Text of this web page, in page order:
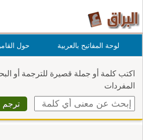
لوحة المفاتيح بالعربية حول
اكتب كلمة أو جملة قصيرة للترجمة أو
المفردات